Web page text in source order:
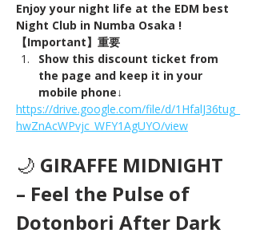
Enjoy your night life at the EDM best
Night Club in Numba Osaka !
【Important】重要
Show this discount ticket from
the page and keep it in your
mobile phone↓
https://drive.google.com/file/d/1HfalJ36tug_
hwZnAcWPvjc_WFY1AgUYO/view
🌙 GIRAFFE MIDNIGHT
– Feel the Pulse of
Dotonbori After Dark